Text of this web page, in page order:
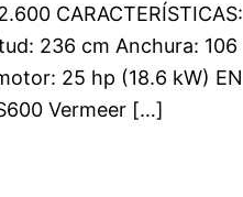
CARACTERÍSTICAS:
236 cm Anchura: 106
25 hp (18.6 kW) EN
Vermeer […]